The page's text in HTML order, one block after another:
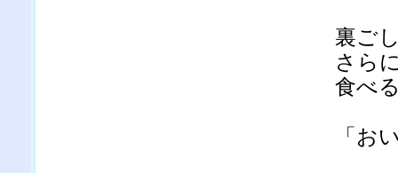
裏ご
さら
食べ
「お